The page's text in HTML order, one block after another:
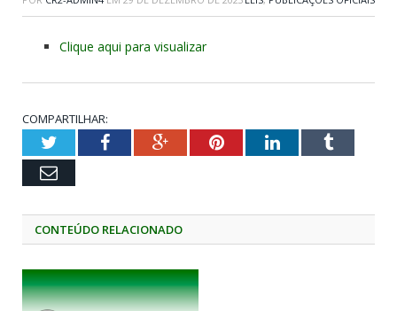
Clique aqui para visualizar
COMPARTILHAR:
TwitterFacebookGoogle+PinterestLinkedInTumblr
Email
CONTEÚDO RELACIONADO